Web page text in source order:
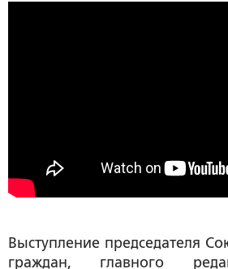
Выступление председателя
граждан, главного